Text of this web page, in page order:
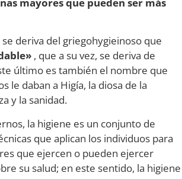
deriva del griegohygieinoso que
, que a su vez, se deriva de
último es también el nombre que
le daban a Higía, la diosa de la
y la sanidad.
la higiene es un conjunto de
que aplican los individuos para
que ejercen o pueden ejercer
su salud; en este sentido, la higiene